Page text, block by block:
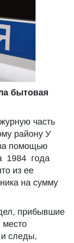
бытовая
часть
району У
помощью
1984 года
из ее
на сумму
прибывшие
место
следы,